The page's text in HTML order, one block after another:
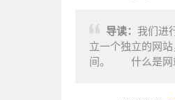
导读： 我们进
立一个独立的网
间。 什么是网